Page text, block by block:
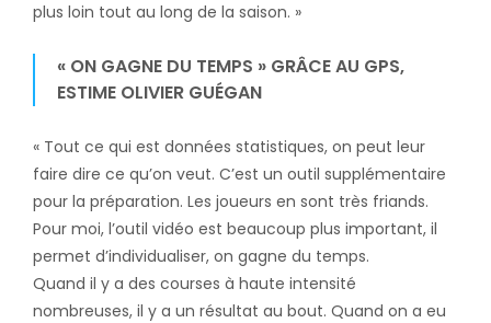
plus loin tout au long de la saison. »
« ON GAGNE DU TEMPS » GRÂCE AU GPS,
ESTIME OLIVIER GUÉGAN
« Tout ce qui est données statistiques, on peut leur
faire dire ce qu’on veut. C’est un outil supplémentaire
pour la préparation. Les joueurs en sont très friands.
Pour moi, l’outil vidéo est beaucoup plus important, il
permet d’individualiser, on gagne du temps.
Quand il y a des courses à haute intensité
nombreuses, il y a un résultat au bout. Quand on a eu